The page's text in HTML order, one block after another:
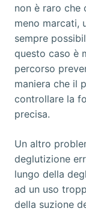
non è raro
meno marcati,
sempre
questo caso è
percorso
maniera che il
controllare la
precisa.
Un altro
deglutizione
lungo della
ad un uso
della suzione